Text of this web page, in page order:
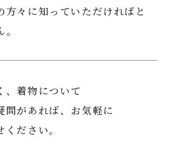
方々に知っていただければと
、着物について
問があれば、お気軽に
ださい。